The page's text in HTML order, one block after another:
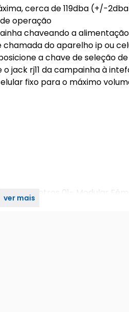
cerca de 119dba (+/-
operação
chaveando a alimentação
do aparelho ip ou
a chave de seleção
jack rj11 da campainha à
fixo para o máximo
Com 2 Metros 01- Modular
ver mais